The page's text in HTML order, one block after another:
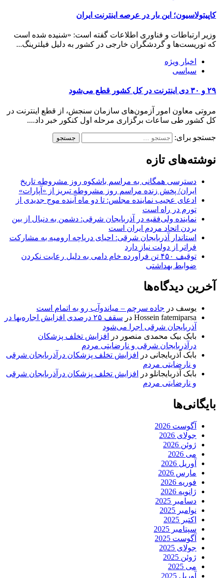
کاپیتولاسیون؛ این بار در عرصه اینترنت ایران
وزیر ارتباطات و فناوری اطلاعات گفته است: «شنیده شده است
که توریست‌ها و گردشگران خارجی در کشور به دلیل فیلترینگ...
اخبار ویژه
سیاسی
۲۹ و ۳۰ دی اینترنت در کل کشور قطع می‌شود
مروتی معاون امور آزمون‌های سازمان سنجش، از قطع اینترنت در
کل کشور طی ساعات برگزاری مرحله اول کنکور خبر داد....
جستجو برای:
نوشته‌های تازه
دسترسی همگانی به مراسم باشکوه روز مشروطه تاریخ
ایران/ پخش زنده مراسم روز مشروطه تبریز از «آپارات»
ادعای عجیب نماینده مجلس: تا دو ماه آینده موج جدیدی از
تورم در راه است
نماینده ولی‌فقیه در آذربایجان شرقی: دشمن به دنبال از بین
بردن اتحاد مردم ایران است
استاندار آذربایجان شرقی: احیای دریاچه ارومیه به مشارکت
فراتر از دولت نیاز دارد
توقیف ۴۵۰ تن فرآورده خام دامی به دلیل رعایت نکردن
ضوابط بهداشتی
آخرین دیدگاه‌ها
یوسف در جاده سرچم – میاندوآب رو به اتمام است
Hossein fatemiparsa در
سقف ۲۵ درصدی افزایش اجاره‌بها در
آذربایجان شرقی اجرا می‌شود
بابک بیک محمدی منصور در
افزایش تخلف پزشکان
درآذربایجان شرقی و نارضایتی مردم
بابک آذربایجانی در
افزایش تخلف پزشکان درآذربایجان شرقی
و نارضایتی مردم
بابک آذربایجانلو در
افزایش تخلف پزشکان درآذربایجان شرقی
و نارضایتی مردم
بایگانی‌ها
آگوست 2026
جولای 2026
ژوئن 2026
می 2026
آوریل 2026
مارس 2026
فوریه 2026
ژانویه 2026
دسامبر 2025
نوامبر 2025
اکتبر 2025
سپتامبر 2025
آگوست 2025
جولای 2025
ژوئن 2025
می 2025
آوریل 2025